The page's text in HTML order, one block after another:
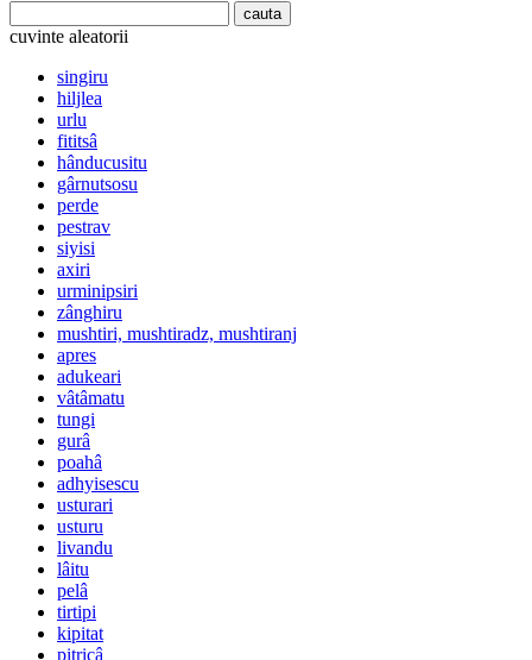
cuvinte aleatorii
singiru
hiljlea
urlu
fititsâ
hânducusitu
gârnutsosu
perde
pestrav
siyisi
axiri
urminipsiri
zânghiru
mushtiri, mushtiradz, mushtiranj
apres
adukeari
vâtâmatu
tungi
gurâ
poahâ
adhyisescu
usturari
usturu
livandu
lâitu
pelâ
tirtipi
kipitat
pitricâ